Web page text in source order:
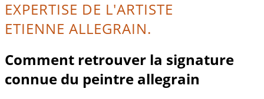
EXPERTISE DE L'ARTISTE
ETIENNE ALLEGRAIN.
Comment retrouver la signature
connue du peintre allegrain